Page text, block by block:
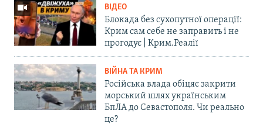
ВІДЕО
Блокада без сухопутної операції:
Крим сам себе не заправить і не
прогодує | Крим.Реалії
ВІЙНА ТА КРИМ
Російська влада обіцяє закрити
морський шлях українським
БпЛА до Севастополя. Чи реально
це?